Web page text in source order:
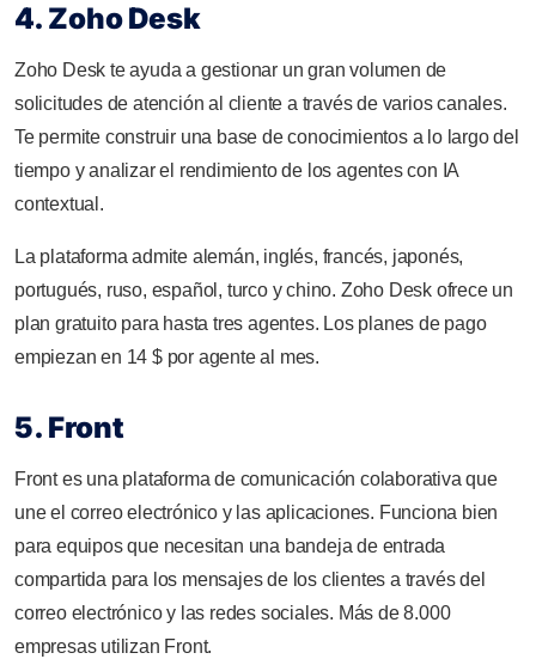
4. Zoho Desk
Zoho Desk te ayuda a gestionar un gran volumen de
solicitudes de atención al cliente a través de varios canales.
Te permite construir una base de conocimientos a lo largo del
tiempo y analizar el rendimiento de los agentes con IA
contextual.
La plataforma admite alemán, inglés, francés, japonés,
portugués, ruso, español, turco y chino. Zoho Desk ofrece un
plan gratuito para hasta tres agentes. Los planes de pago
empiezan en 14 $ por agente al mes.
5. Front
Front es una plataforma de comunicación colaborativa que
une el correo electrónico y las aplicaciones. Funciona bien
para equipos que necesitan una bandeja de entrada
compartida para los mensajes de los clientes a través del
correo electrónico y las redes sociales. Más de 8.000
empresas utilizan Front.